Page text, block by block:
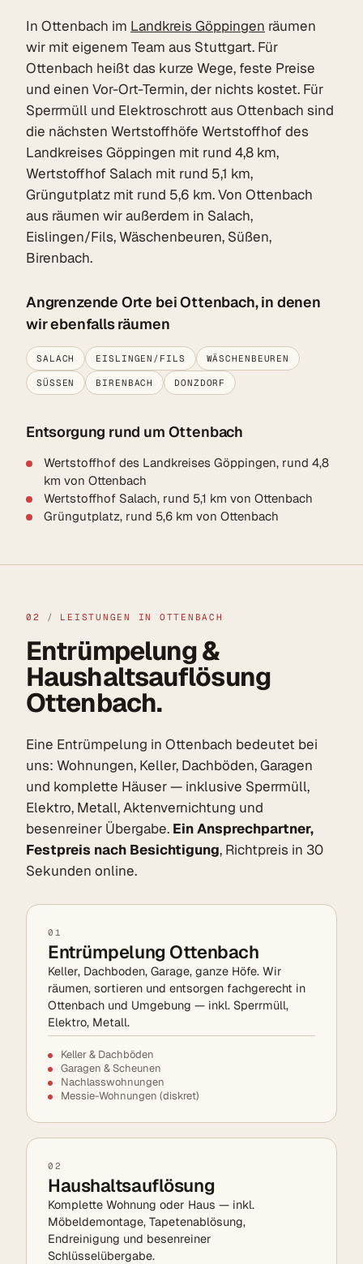
In Ottenbach im Landkreis Göppingen räumen
wir mit eigenem Team aus Stuttgart. Für
Ottenbach heißt das kurze Wege, feste Preise
und einen Vor-Ort-Termin, der nichts kostet. Für
Sperrmüll und Elektroschrott aus Ottenbach sind
die nächsten Wertstoffhöfe Wertstoffhof des
Landkreises Göppingen mit rund 4,8 km,
Wertstoffhof Salach mit rund 5,1 km,
Grüngutplatz mit rund 5,6 km. Von Ottenbach
aus räumen wir außerdem in Salach,
Eislingen/Fils, Wäschenbeuren, Süßen,
Birenbach.
Angrenzende Orte bei Ottenbach, in denen
wir ebenfalls räumen
SALACH EISLINGEN/FILS WÄSCHENBEUREN
SÜSSEN BIRENBACH DONZDORF
Entsorgung rund um Ottenbach
Wertstoffhof des Landkreises Göppingen, rund 4,8
km von Ottenbach
Wertstoffhof Salach, rund 5,1 km von Ottenbach
Grüngutplatz, rund 5,6 km von Ottenbach
02 / LEISTUNGEN IN OTTENBACH
Entrümpelung &
Haushaltsauflösung
Ottenbach.
Eine Entrümpelung in Ottenbach bedeutet bei
uns: Wohnungen, Keller, Dachböden, Garagen
und komplette Häuser — inklusive Sperrmüll,
Elektro, Metall, Aktenvernichtung und
besenreiner Übergabe. Ein Ansprechpartner,
Festpreis nach Besichtigung, Richtpreis in 30
Sekunden online.
01
Entrümpelung Ottenbach
Keller, Dachboden, Garage, ganze Höfe. Wir
räumen, sortieren und entsorgen fachgerecht in
Ottenbach und Umgebung — inkl. Sperrmüll,
Elektro, Metall.
Keller & Dachböden
Garagen & Scheunen
Nachlasswohnungen
Messie-Wohnungen (diskret)
02
Haushaltsauflösung
Komplette Wohnung oder Haus — inkl.
Möbeldemontage, Tapetenablösung,
Endreinigung und besenreiner
Schlüsselübergabe.